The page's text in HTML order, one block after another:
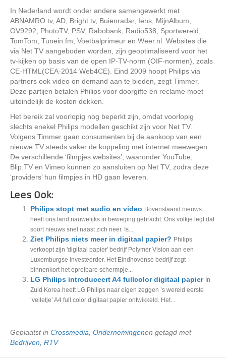
In Nederland wordt onder andere samengewerkt met
ABNAMRO.tv, AD, Bright.tv, Buienradar, Iens, MijnAlbum,
OV9292, PhotoTV, PSV, Rabobank, Radio538, Sportwereld,
TomTom, Tunein.fm, Voetbalprimeur en Weer.nl. Websites die
via Net TV aangeboden worden, zijn geoptimaliseerd voor het
tv-kijken op basis van de open IP-TV-norm (OIF-normen), zoals
CE-HTML(CEA-2014 Web4CE). Eind 2009 hoopt Philips via
partners ook video on demand aan te bieden, zegt Timmer.
Deze partijen betalen Philips voor doorgifte en reclame moet
uiteindelijk de kosten dekken.
Het bereik zal voorlopig nog beperkt zijn, omdat voorlopig
slechts enekel Philips modellen geschikt zijn voor Net TV.
Volgens Timmer gaan consumenten bij de aankoop van een
nieuwe TV steeds vaker de koppeling met internet meewegen.
De verschillende ‘filmpjes websites’, waaronder YouTube,
Blip.TV en Vimeo kunnen zo aansluiten op Net TV, zodra deze
‘providers’ hun filmpjes in HD gaan leveren.
Lees Ook:
Philips stopt met audio en video Bovenstaand nieuws
heeft ons land nauwelijks in beweging gebracht. Ons volkje legt dat
soort nieuws snel naast zich neer. Is...
Ziet Philips niets meer in digitaal papier? Philips
verkoopt zijn 'digitaal papier' bedrijf Polymer Vision aan een
Luxemburgse investeerder. Het Eindhovense bedrijf zegt
binnenkort het oprolbare schermpje...
LG Philips introduceert A4 fullcolor digitaal papier In
Zuid Korea heeft LG Philips naar eigen zeggen ’s wereld eerste
‘velletje’ A4 full color digitaal papier ontwikkeld. Het...
Geplaatst in Crossmedia Ondernemingenen getagd met
Bedrijven RTV